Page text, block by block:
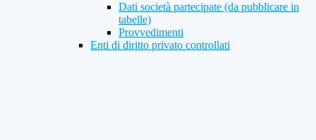
Dati società partecipate (da pubblicare in
tabelle)
Provvedimenti
Enti di diritto privato controllati